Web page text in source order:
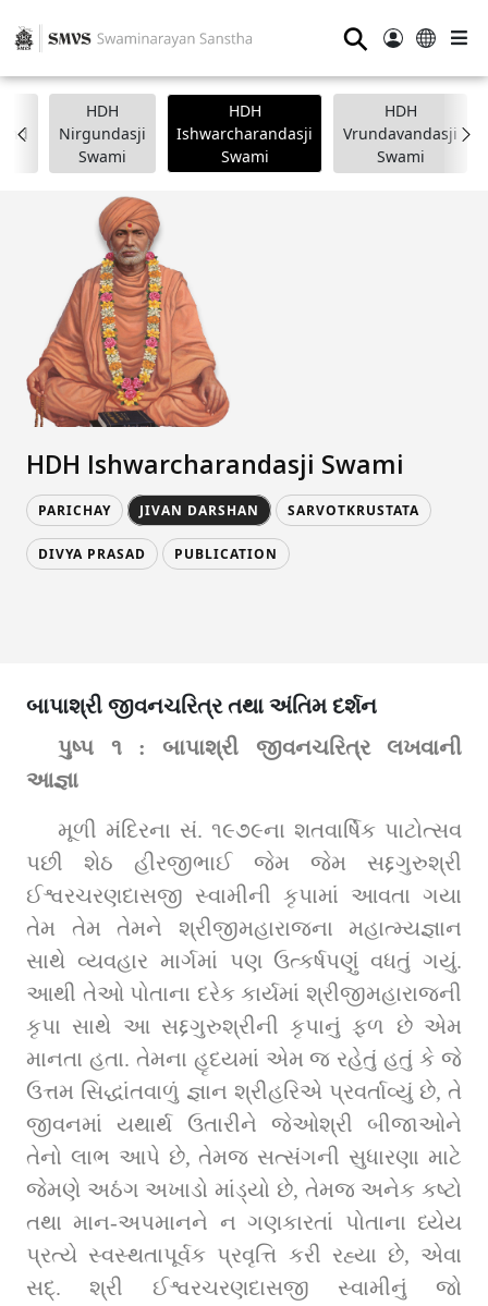
⚲
HDH
Nirgundasji
Swami
HDH
Ishwarcharandasji
Swami
HDH
Vrundavandasji
Swami
HDH Ishwarcharandasji Swami
PARICHAY JIVAN DARSHAN SARVOTKRUSTATA
DIVYA PRASAD PUBLICATION
બાપાશ્રી જીવનચરિત્ર તથા અંતિમ દર્શન
પુષ્પ ૧ : બાપાશ્રી જીવનચરિત્ર લખવાની
આજ્ઞા
મૂળી મંદિરના સં. ૧૯૭૯ના શતવાર્ષિક પાટોત્સવ
પછી શેઠ હીરજીભાઈ જેમ જેમ સદ્દગુરુશ્રી
ઈશ્વરચરણદાસજી સ્વામીની કૃપામાં આવતા ગયા
તેમ તેમ તેમને શ્રીજીમહારાજના મહાત્મ્યજ્ઞાન
સાથે વ્યવહાર માર્ગમાં પણ ઉત્કર્ષપણું વધતું ગયું.
આથી તેઓ પોતાના દરેક કાર્યમાં શ્રીજીમહારાજની
કૃપા સાથે આ સદ્દગુરુશ્રીની કૃપાનું ફળ છે એમ
માનતા હતા. તેમના હૃદયમાં એમ જ રહેતું હતું કે જે
ઉત્તમ સિદ્ધાંતવાળું જ્ઞાન શ્રીહરિએ પ્રવર્તાવ્યું છે, તે
જીવનમાં યથાર્થ ઉતારીને જેઓશ્રી બીજાઓને
તેનો લાભ આપે છે, તેમજ સત્સંગની સુધારણા માટે
જેમણે અઠંગ અખાડો માંડ્યો છે, તેમજ અનેક કષ્ટો
તથા માન-અપમાનને ન ગણકારતાં પોતાના ધ્યેય
પ્રત્યે સ્વસ્થતાપૂર્વક પ્રવૃત્તિ કરી રહ્યા છે, એવા
સદ્. શ્રી ઈશ્વરચરણદાસજી સ્વામીનું જો